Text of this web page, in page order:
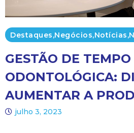
Destaques,Negócios,Notícias,
GESTÃO DE
ODONTOLÓGICA:
AUMENTAR A
julho 3, 2023